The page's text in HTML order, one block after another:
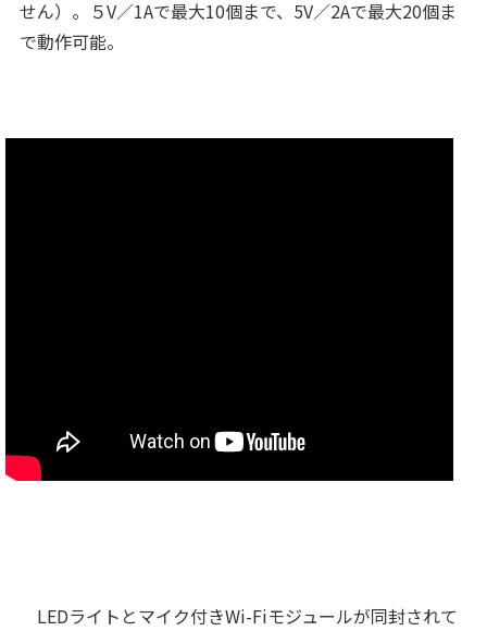
せん）。５V／1Aで最大10個まで、5V／2Aで最大20個ま
で動作可能。
LEDライトとマイク付きWi-Fiモジュールが同封されて